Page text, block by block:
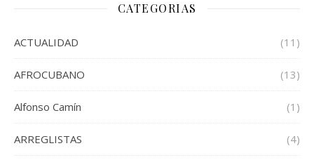
CATEGORIAS
ACTUALIDAD (11)
AFROCUBANO (13)
Alfonso Camín (1)
ARREGLISTAS (4)